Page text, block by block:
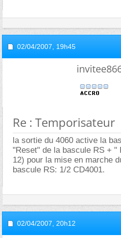
02/04/2007, 19h45
Re : Temporisateur
la sortie du 4060 active la
"Reset" de la bascule RS + "
12) pour la mise en marche
bascule RS: 1/2 CD4001.
02/04/2007, 20h12